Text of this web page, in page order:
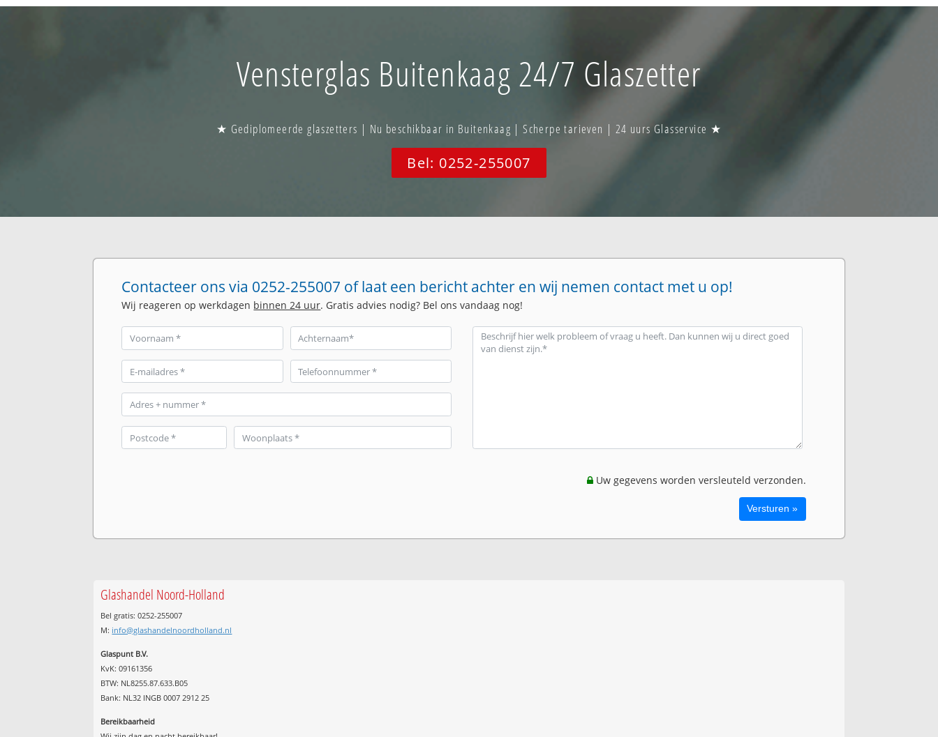
Vensterglas Buitenkaag 24/7 Glaszetter
★ Gediplomeerde glaszetters | Nu beschikbaar in Buitenkaag | Scherpe tarieven | 24 uurs Glasservice ★
Bel: 0252-255007
Contacteer ons via 0252-255007 of laat een bericht achter en wij nemen contact met u op!
Wij reageren op werkdagen binnen 24 uur. Gratis advies nodig? Bel ons vandaag nog!
Uw gegevens worden versleuteld verzonden.
Glashandel Noord-Holland
Bel gratis: 0252-255007
M: info@glashandelnoordholland.nl
Glaspunt B.V.
KvK: 09161356
BTW: NL8255.87.633.B05
Bank: NL32 INGB 0007 2912 25
Bereikbaarheid